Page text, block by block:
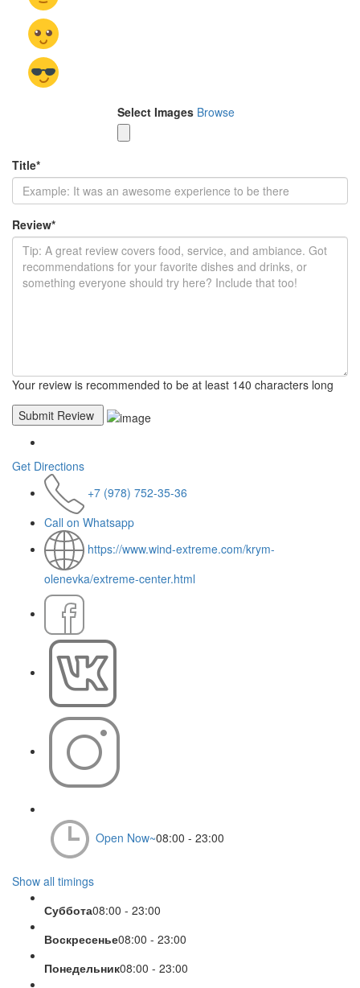
Select Images Browse
Title*
Review*
Your review is recommended to be at least 140 characters long
Get Directions
+7 (978) 752-35-36
Call on Whatsapp
https://www.wind-extreme.com/krym-
olenevka/extreme-center.html
Open Now~08:00 - 23:00
Show all timings
Суббота08:00 - 23:00
Воскресенье08:00 - 23:00
Понедельник08:00 - 23:00